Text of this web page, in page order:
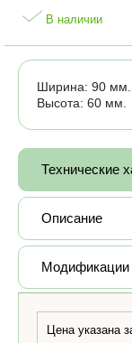
В наличии
Ширина: 90 мм.
Высота: 60 мм.
Технические
Описание
Модификации
Цена указана